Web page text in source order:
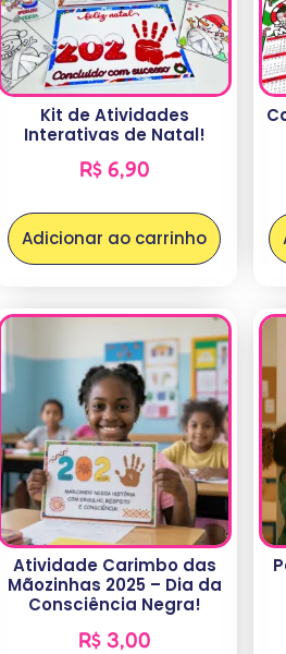
Kit de Atividades
Interativas de Natal!
R$6,90
Adicionar ao carrinho
Atividade Carimbo das
Mãozinhas 2025 – Dia da
Consciência Negra!
R$3,00